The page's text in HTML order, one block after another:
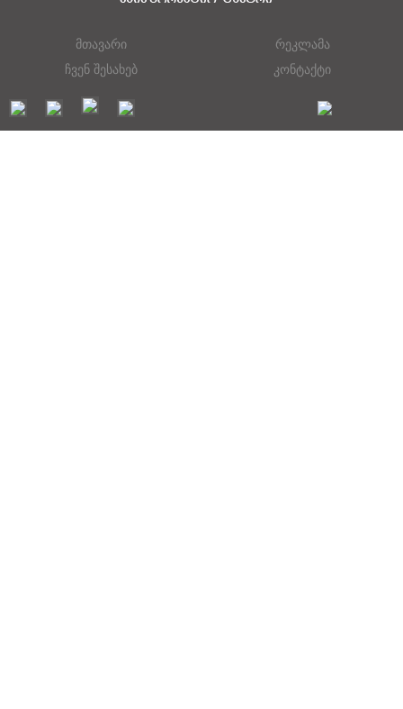
მთავარი
რეკლამა
ჩვენ შესახებ
კონტაქტი